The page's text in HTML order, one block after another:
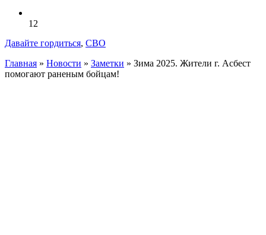
12
Давайте гордиться, СВО
Главная » Новости » Заметки » Зима 2025. Жители г. Асбест
помогают раненым бойцам!